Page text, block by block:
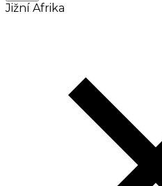
Jižní Afrika